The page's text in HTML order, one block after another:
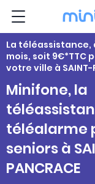
La téléassistance,
mois, soit 9€*TTC
votre ville à SAINT-
Minifone, la
téléalarme
seniors à
PANCRACE